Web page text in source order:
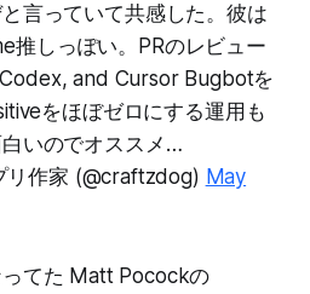
言っていて共感した。彼は
推しっぽい。PRのレビュー
and Cursor Bugbotを
をほぼゼロにする運用も
いのでオススメ…
作家 (@craftzdog) May
てた Matt Pocockの